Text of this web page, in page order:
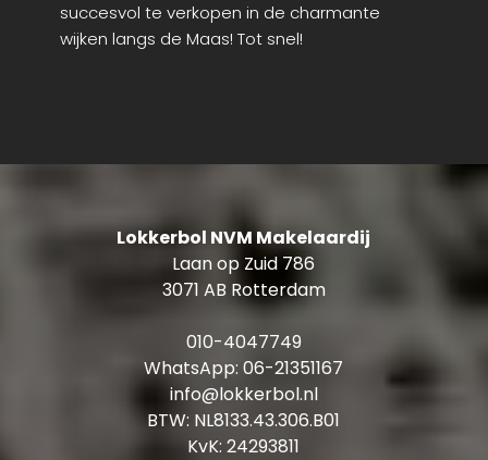
succesvol te verkopen in de charmante
wijken langs de Maas! Tot snel!
Lokkerbol NVM Makelaardij
Laan op Zuid 786
3071 AB Rotterdam
010-4047749
WhatsApp:06-21351167
info@lokkerbol.nl
BTW: NL8133.43.306.B01
KvK: 24293811